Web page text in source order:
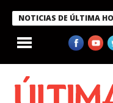
NOTICIAS DE ÚLTIMA
Bukele condecora a